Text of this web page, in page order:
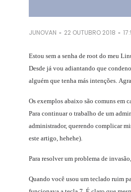
JUNOVAN - 22 OUTUBRO 2018 -
Estou sem a senha de root do meu
Desde já vou adiantando que
alguém que tenha más intenções.
Os exemplos abaixo são comuns em
Para continuar o trabalho de um
administrador, querendo complicar
este artigo, hehehe).
Para resolver um problema de
Quando você usou um teclado ruim